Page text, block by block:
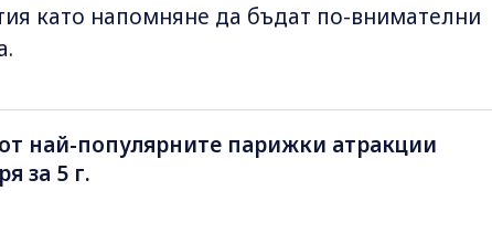
като напомняне да бъдат по-внимателни
най-популярните парижки атракции
за 5 г.